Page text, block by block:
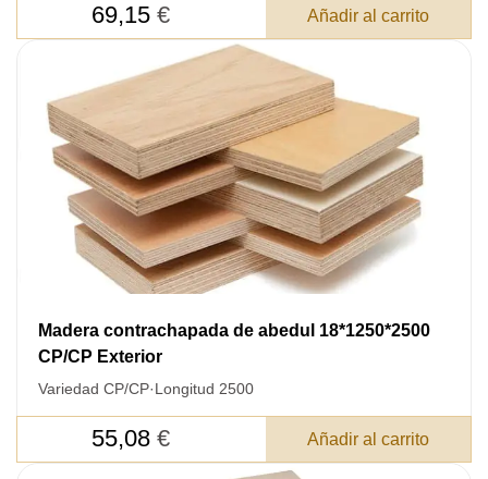
69,15 € Añadir al carrito
Madera contrachapada de abedul 18*1250*2500
CP/CP Exterior
Variedad CP/CP·Longitud 2500
55,08 € Añadir al carrito